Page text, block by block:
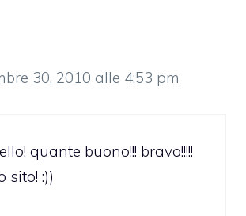
30, 2010 alle 4:53 pm
quante buono!!! bravo!!!!!
sito! :))